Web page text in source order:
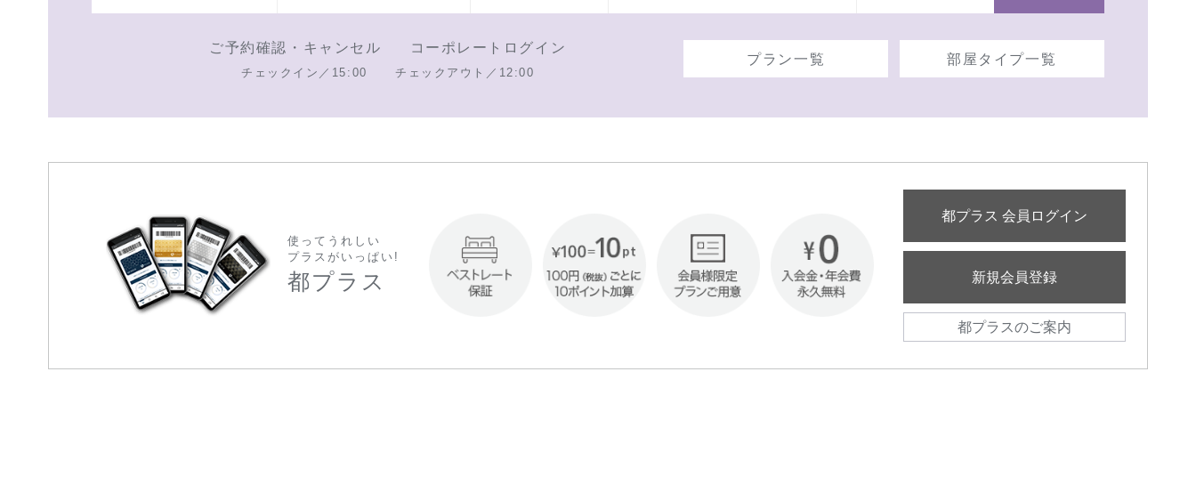
プラン一覧 部屋タイプ一覧
ご予約確認・キャンセル コーポレートログイン
チェックイン／15:00 チェックアウト／12:00
使ってうれしい
プラスがいっぱい!
都プラス
都プラス 会員ログイン
新規会員登録
都プラスのご案内